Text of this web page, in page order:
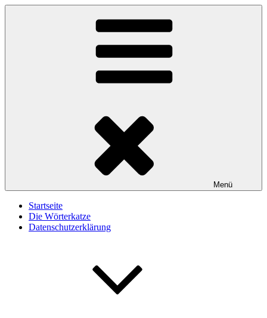
Zum
Menü
Startseite
Die Wörterkatze
Datenschutzerklärung